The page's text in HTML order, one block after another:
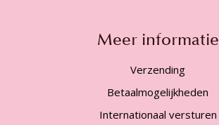
Meer informatie
Verzending
Betaalmogelijkheden
Internationaal versturen